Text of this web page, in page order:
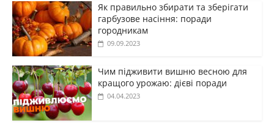
Як правильно збирати та зберігати
гарбузове насіння: поради
городникам
09.09.2023
Чим підживити вишню весною для
кращого урожаю: дієві поради
04.04.2023